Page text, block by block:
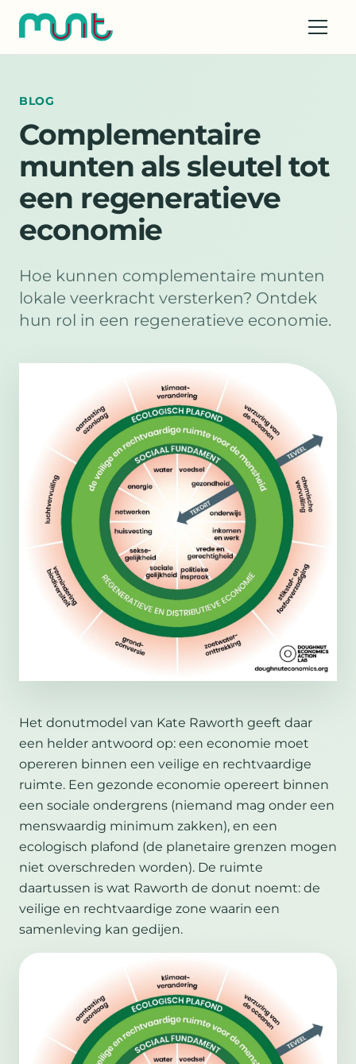
BLOG
Complementaire
munten als sleutel tot
een regeneratieve
economie
Hoe kunnen complementaire munten
lokale veerkracht versterken? Ontdek
hun rol in een regeneratieve economie.
Het donutmodel van Kate Raworth geeft daar
een helder antwoord op: een economie moet
opereren binnen een veilige en rechtvaardige
ruimte. Een gezonde economie opereert binnen
een sociale ondergrens (niemand mag onder een
menswaardig minimum zakken), en een
ecologisch plafond (de planetaire grenzen mogen
niet overschreden worden). De ruimte
daartussen is wat Raworth de donut noemt: de
veilige en rechtvaardige zone waarin een
samenleving kan gedijen.